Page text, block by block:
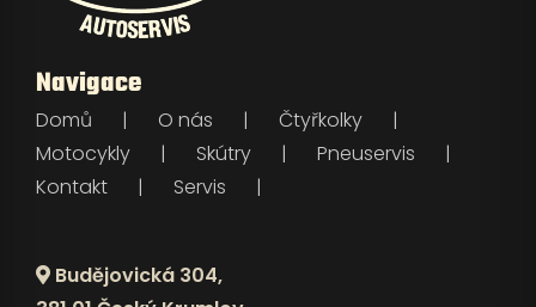
Navigace
Domů O nás
Čtyřkolky
Motocykly
Skútry
Pneuservis
Kontakt
Servis
Budějovická 304,